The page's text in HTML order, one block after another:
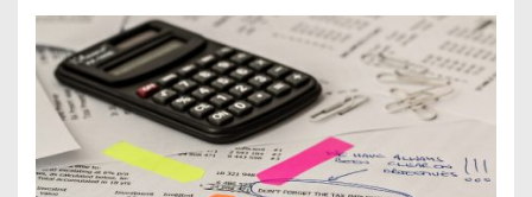
Mit
diesen
Regeln!